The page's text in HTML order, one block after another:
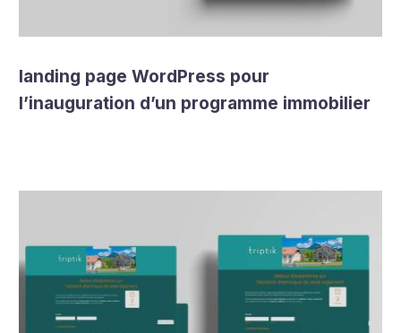
landing page WordPress pour
l’inauguration d’un programme immobilier